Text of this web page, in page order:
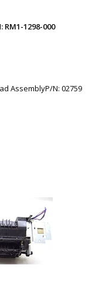
RM1-1298-000
AssemblyP/N: 02759